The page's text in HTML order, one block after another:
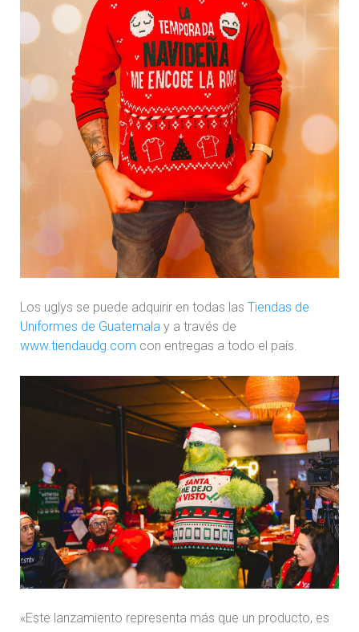
Los uglys se puede adquirir en todas las Tiendas de
Uniformes de Guatemala y a través de
www.tiendaudg.com con entregas a todo el país.
«Este lanzamiento representa más que un producto, es